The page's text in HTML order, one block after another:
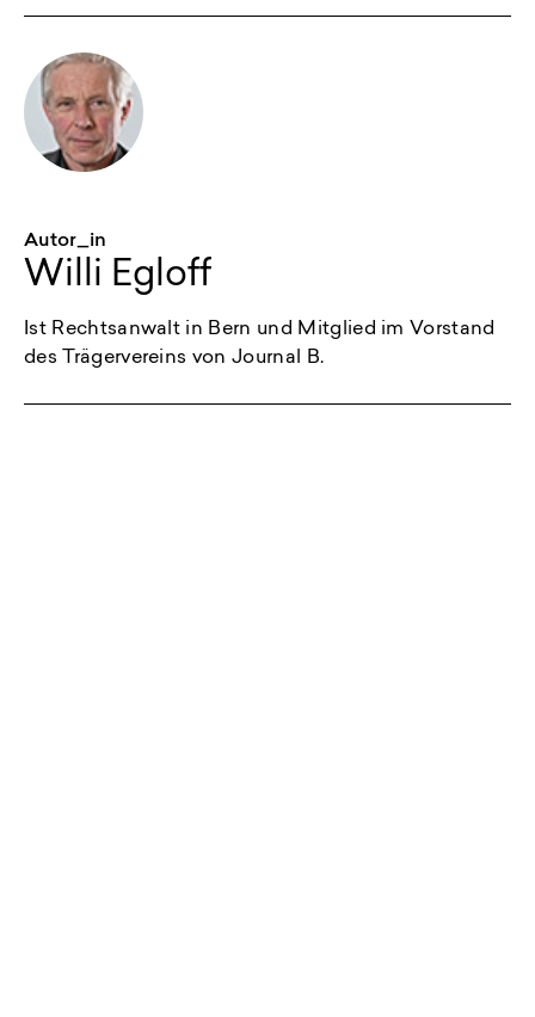
Autor_in
Willi Egloff
Ist Rechtsanwalt in Bern und Mitglied im Vorstand
des Trägervereins von Journal B.